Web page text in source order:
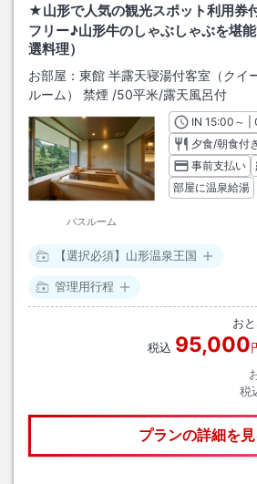
★山形で人気の観光スポット利用券
フリー♪山形牛のしゃぶしゃぶを堪
選料理）
お部屋： 東館 半露天寝湯付客室（クイ
ルーム） 禁煙 /50平米/露天風呂付
バスルーム
INチェック
15:00 ～ |
夕食/朝食付
事前支払い
部屋に温泉給湯
【選択必須】山形温泉王国
管理用行程
お
税込 95,000
税
プランの詳細を